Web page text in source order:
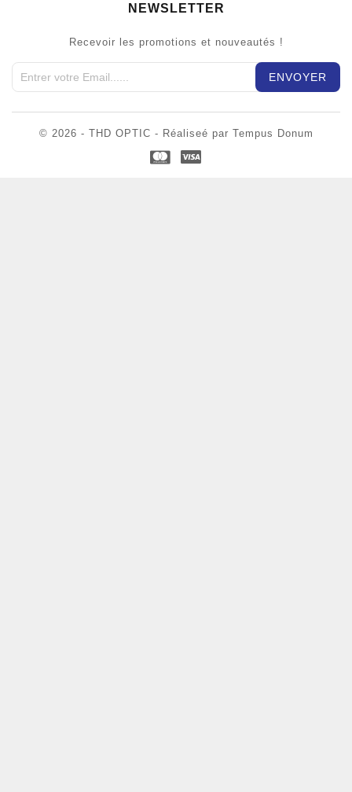
NEWSLETTER
Recevoir les promotions et nouveautés !
© 2026 - THD OPTIC - Réaliseé par Tempus Donum